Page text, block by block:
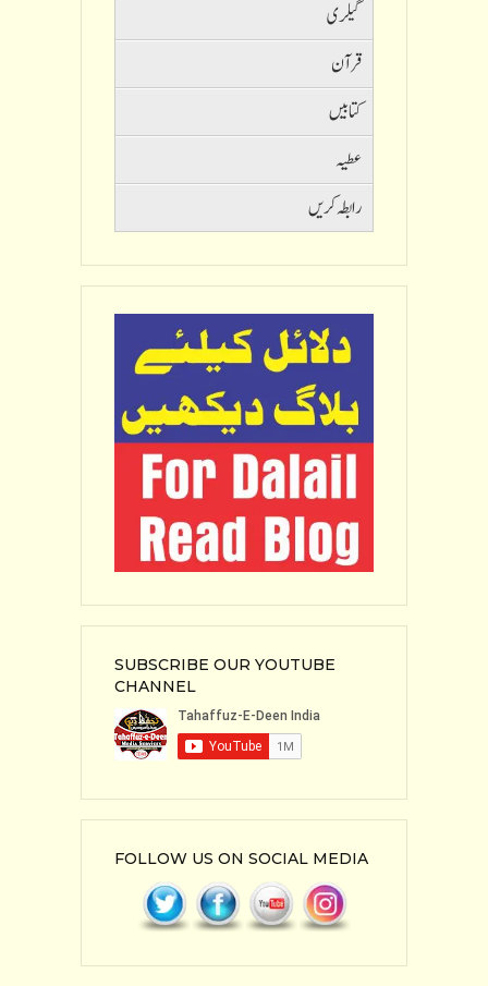
گیلری
قرآن
کتابیں
عطیہ
رابطہ کریں
SUBSCRIBE OUR YOUTUBE
CHANNEL
FOLLOW US ON SOCIAL MEDIA